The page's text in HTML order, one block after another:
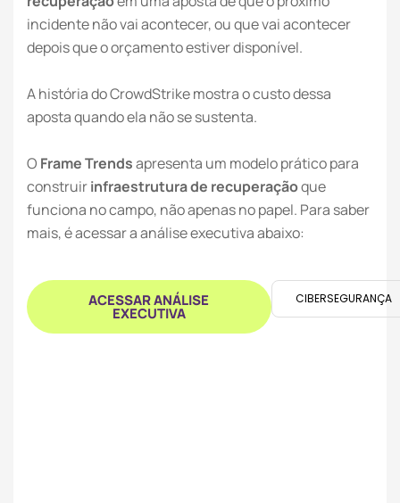
incidente não vai acontecer, ou que vai acontecer
depois que o orçamento estiver disponível.
A história do CrowdStrike mostra o custo dessa
aposta quando ela não se sustenta.
O Frame Trendsapresenta um modelo prático para
construirinfraestrutura de recuperaçãoque
funciona no campo, não apenas no papel. Para saber
mais, é acessar a análise executiva abaixo:
ACESSAR ANÁLISE
EXECUTIVA
CIBERSEGURANÇA